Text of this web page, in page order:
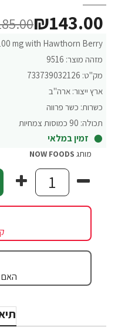
mg with Hawthorn Berry
מזהה מוצר: 9516
מק"ט: 733739032126
ארץ ייצור: ארה"ב
כשרות: כשר פרווה
תכולה: 90 כמוסות צמחיות
זמין במלאי
₪143.00
מותג NOW FOODS